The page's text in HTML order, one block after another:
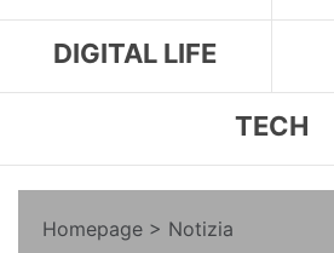
DIGITAL LIFE
TECH
Homepage > Notizia